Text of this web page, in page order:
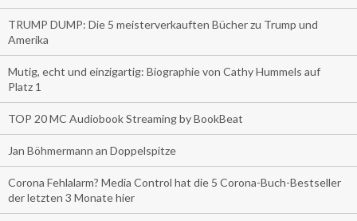
TRUMP DUMP: Die 5 meisterverkauften Bücher zu Trump und
Amerika
Mutig, echt und einzigartig: Biographie von Cathy Hummels auf
Platz 1
TOP 20 MC Audiobook Streaming by BookBeat
Jan Böhmermann an Doppelspitze
Corona Fehlalarm? Media Control hat die 5 Corona-Buch-Bestseller
der letzten 3 Monate hier